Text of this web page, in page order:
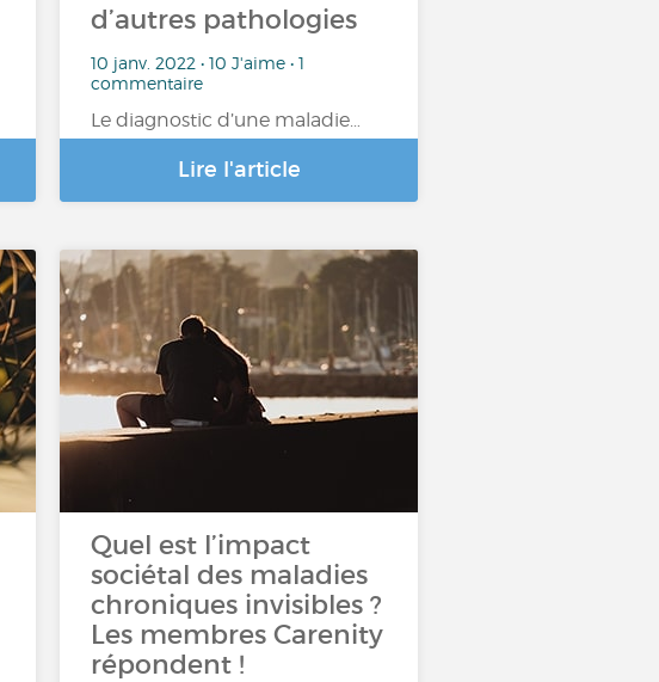
d’autres pathologies
10 janv. 2022 • 10 J'aime • 1
commentaire
Le diagnostic d’une maladie…
Lire l'article
Quel est l’impact
sociétal des maladies
chroniques invisibles ?
Les membres Carenity
répondent !